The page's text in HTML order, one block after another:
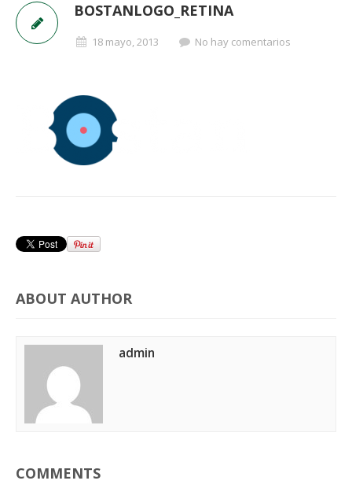
BOSTANLOGO_RETINA
18 mayo, 2013 No hay comentarios
ABOUT AUTHOR
admin
COMMENTS